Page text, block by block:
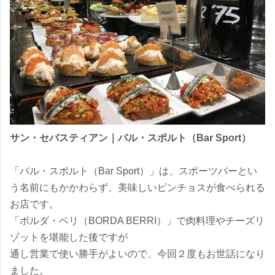
サン・セバスティアン｜バル・スポルト（Bar Sport）
「バル・スポルト（Bar Sport）」は、スポーツバーとい
う名前にもかかわらず、美味しいピンチョスが食べられる
お店です。
「ボルダ・ベリ（BORDA BERRI）」で肉料理やチーズリ
ゾットを堪能した後ですが
通し営業で使い勝手がよいので、今回２度もお世話になり
ました。